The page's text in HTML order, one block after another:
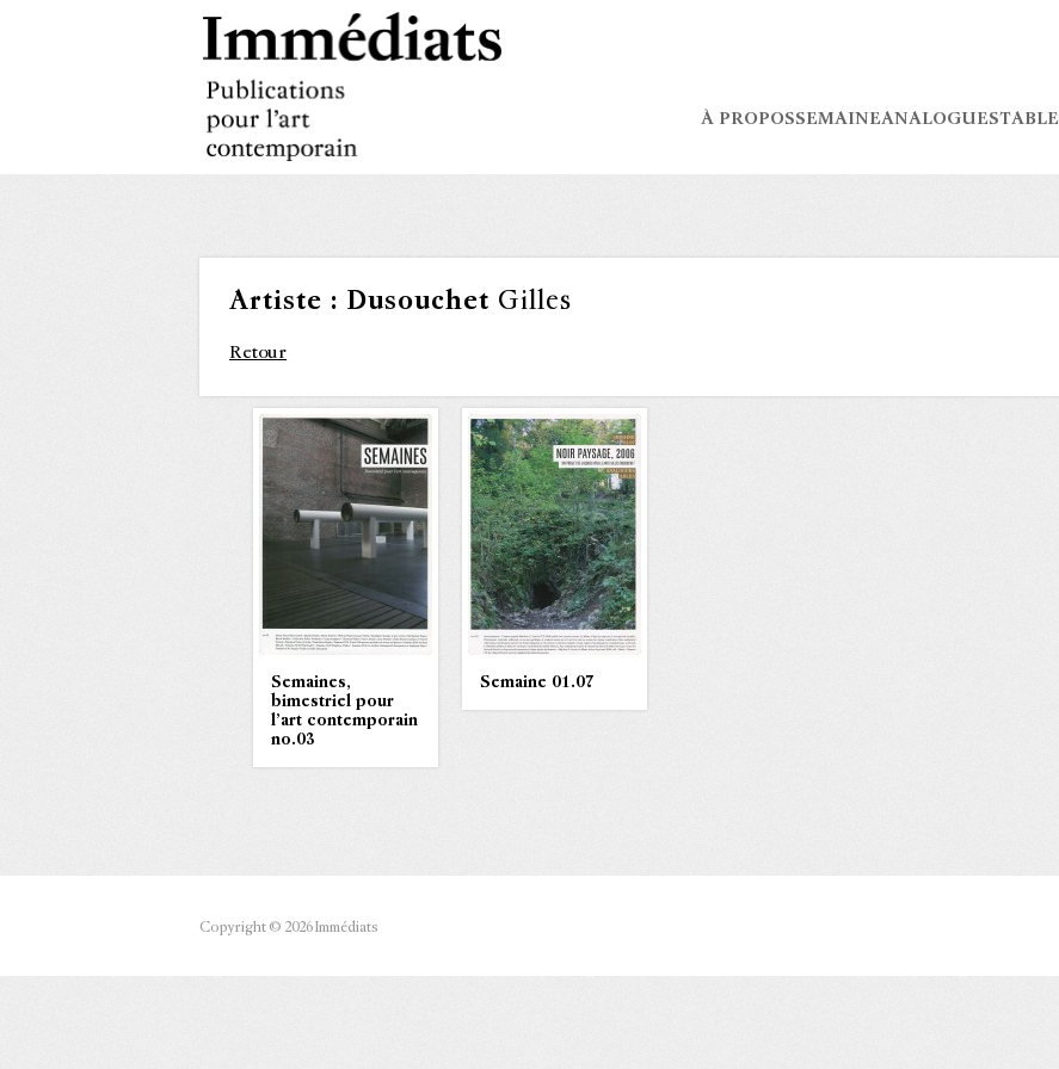
À PROPOSSEMAINEANALOGUESTABLE
Artiste : Dusouchet Gilles
Retour
Semaines,
bimestriel pour
l’art contemporain
no.03
Semaine 01.07
Copyright © 2026 Immédiats